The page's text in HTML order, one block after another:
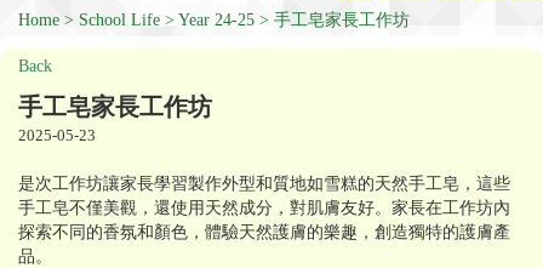
Home School Life Year 24-25 手工皂家長工作坊
Back
手工皂家長工作坊
2025-05-23
是次工作坊讓家長學習製作外型和質地如雪糕的天然手工皂，這些
手工皂不僅美觀，還使用天然成分，對肌膚友好。家長在工作坊內
探索不同的香氛和顏色，體驗天然護膚的樂趣，創造獨特的護膚產
品。